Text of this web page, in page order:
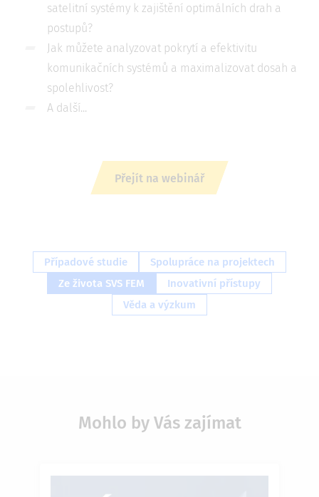
satelitní systémy k zajištění optimálních drah a
postupů?
Jak můžete analyzovat pokrytí a efektivitu
komunikačních systémů a maximalizovat dosah a
spolehlivost?
A další...
Přejít na webinář
Případové studie
Spolupráce na projektech
Ze života SVS FEM
Inovativní přístupy
Věda a výzkum
Mohlo by Vás zajímat